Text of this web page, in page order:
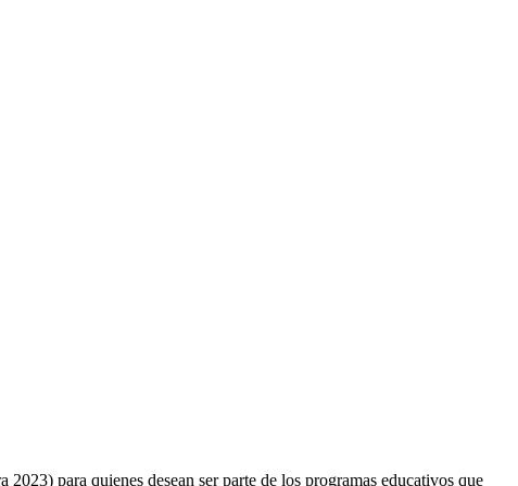
para quienes desean ser parte de los programas educativos que